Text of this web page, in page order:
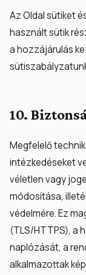
Az Oldal sütiket
használt sütik
a hozzájárulás
10.
Megfelelő
intézkedéseket
véletlen vagy
módosítása,
védelmére. Ez
(TLS/HTTPS), a
naplózását, a
alkalmazottak